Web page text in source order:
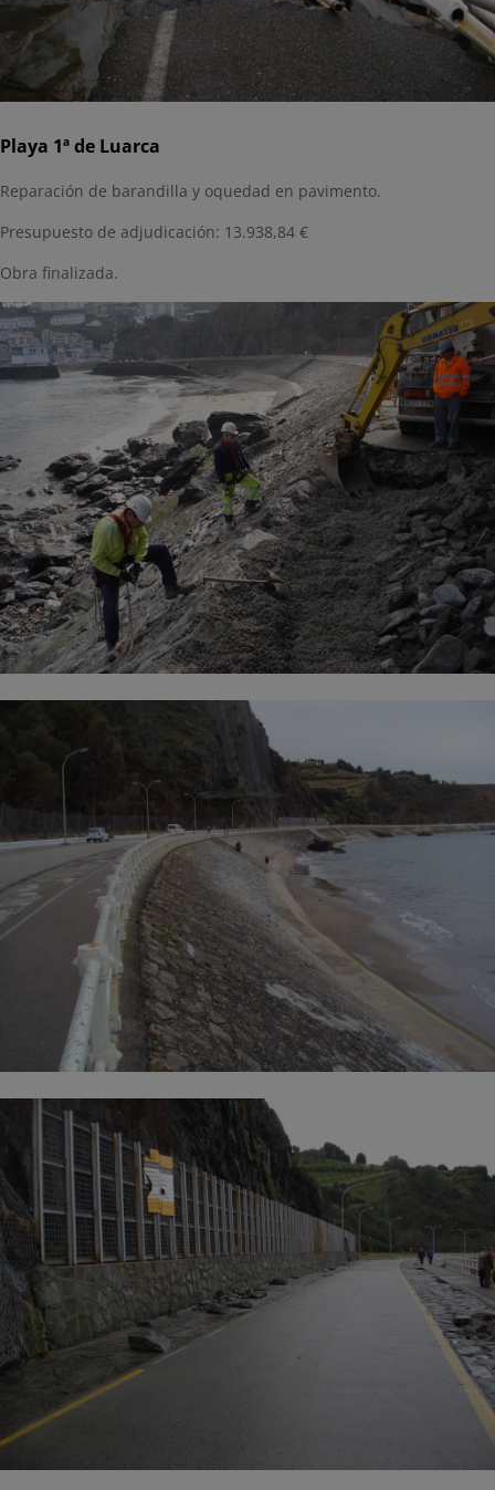
Playa 1ª de Luarca
Reparación de barandilla y oquedad en pavimento.
Presupuesto de adjudicación: 13.938,84 €
Obra finalizada.